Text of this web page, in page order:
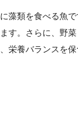
藻類を食べる魚
す。さらに、野
栄養バランスを